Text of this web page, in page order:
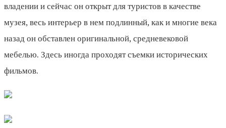
владении и сейчас он открыт для туристов в качестве
музея, весь интерьер в нем подлинный, как и многие века
назад он обставлен оригинальной, средневековой
мебелью. Здесь иногда проходят съемки исторических
фильмов.